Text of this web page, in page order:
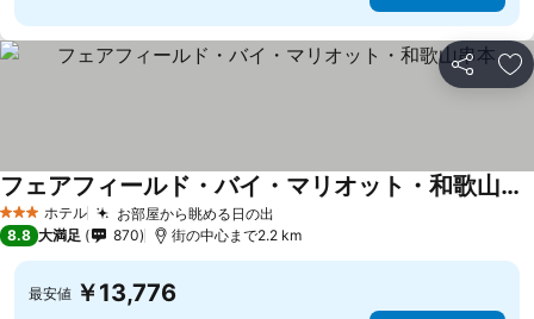
シェア お
3 ホテルのランク
ホテル お部屋から眺める日の出
フェアフィールド・バイ・マリオット・和歌山串本
8.8 大満足 870 街の中心まで2.2 km
最安値 ￥13,776